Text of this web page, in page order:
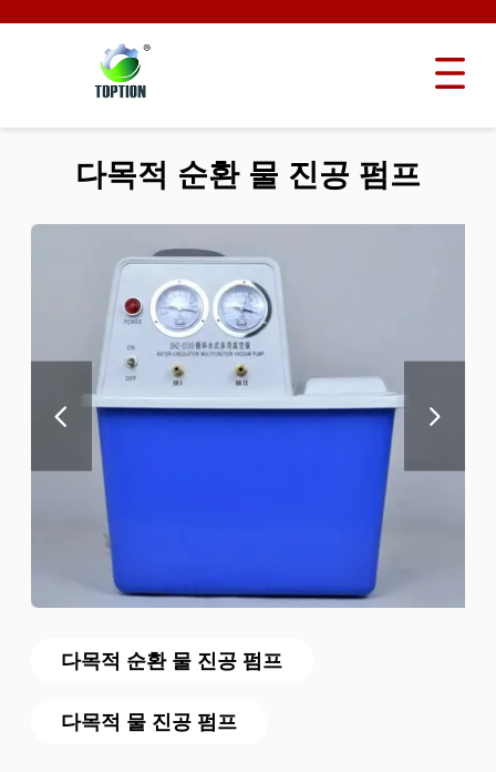
다목적 순환 물 진공 펌프
다목적 물 진공 펌프
다목적 순환 물 진공 펌프